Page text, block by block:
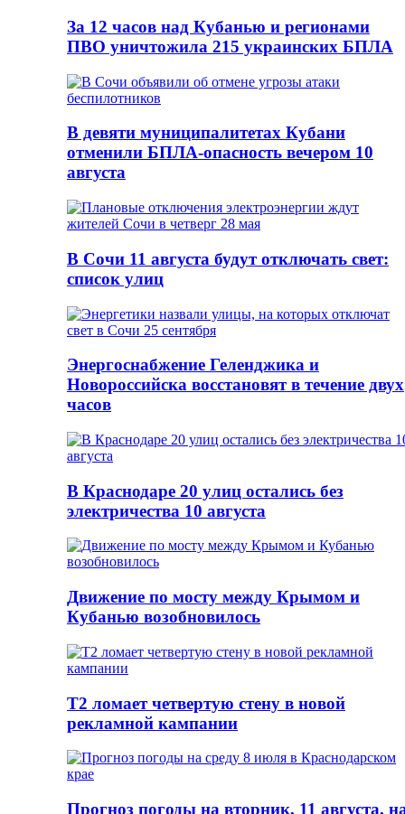
За 12 часов над Кубанью и регионами
ПВО уничтожила 215 украинских БПЛА
В девяти муниципалитетах Кубани
отменили БПЛА-опасность вечером 10
августа
В Сочи 11 августа будут отключать свет:
список улиц
Энергоснабжение Геленджика и
Новороссийска восстановят в течение двух
часов
В Краснодаре 20 улиц остались без
электричества 10 августа
Движение по мосту между Крымом и
Кубанью возобновилось
Т2 ломает четвертую стену в новой
рекламной кампании
Прогноз погоды на вторник, 11 августа,